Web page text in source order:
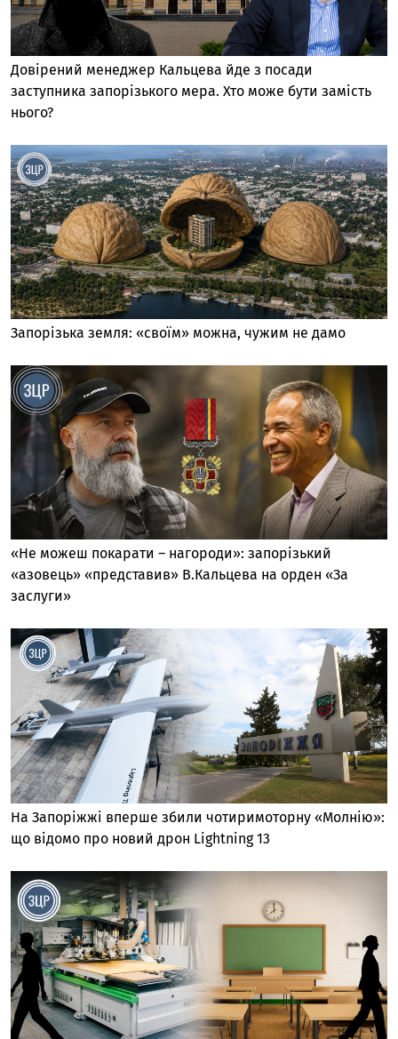
Довірений менеджер Кальцева йде з посади
заступника запорізького мера. Хто може бути замість
нього?
Запорізька земля: «своїм» можна, чужим не дамо
«Не можеш покарати – нагороди»: запорізький
«азовець» «представив» В.Кальцева на орден «За
заслуги»
На Запоріжжі вперше збили чотиримоторну «Молнію»:
що відомо про новий дрон Lightning 13